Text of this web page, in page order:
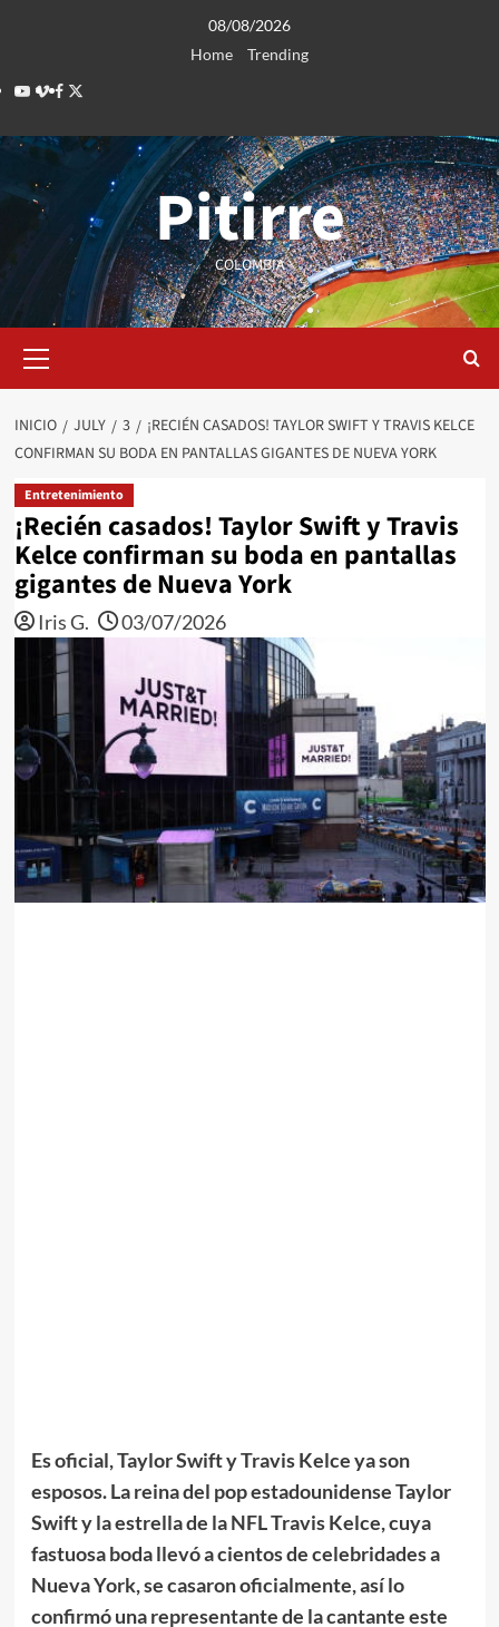
08/08/2026
Home
Trending
Youtube
Vimeo
Facebook
Twitter
Pitirre
COLOMBIA
primario
INICIO JULY 3
¡RECIÉN CASADOS! TAYLOR SWIFT Y TRAVIS KELCE
CONFIRMAN SU BODA EN PANTALLAS GIGANTES DE NUEVA YORK
Entretenimiento
¡Recién casados! Taylor Swift y Travis
Kelce confirman su boda en pantallas
gigantes de Nueva York
Iris G. 03/07/2026
Es oficial, Taylor Swift y Travis Kelce ya son
esposos. La reina del pop estadounidense Taylor
Swift y la estrella de la NFL Travis Kelce, cuya
fastuosa boda llevó a cientos de celebridades a
Nueva York, se casaron oficialmente,así lo
confirmó una representante de la cantante este